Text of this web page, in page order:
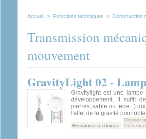
Accueil > Fonctions techniques > Construction
Transmission
mouvement
GravityLight 02 -
Gravitylight est une
développement. Il suffit
pierres, sable ou terre...)
l'effet de la gravité pour
Ressource technique
Dossier